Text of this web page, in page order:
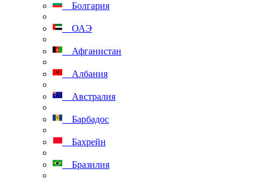
Болгария
ОАЭ
Афганистан
Албания
Австралия
Барбадос
Бахрейн
Бразилия